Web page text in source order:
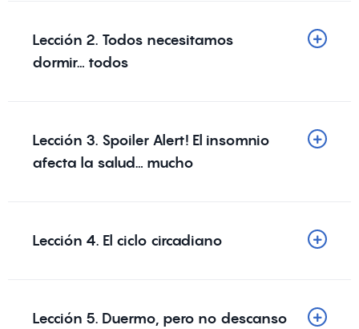
Lección 2. Todos necesitamos
dormir… todos
Lección 3. Spoiler Alert! El insomnio
afecta la salud… mucho
Lección 4. El ciclo circadiano
Lección 5. Duermo, pero no descanso